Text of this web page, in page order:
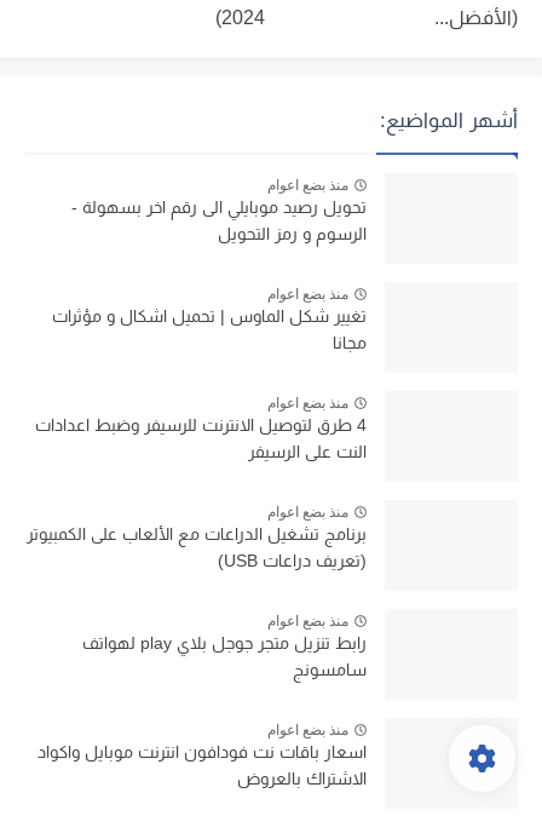
(الأفضل...
2024)
أشهر المواضيع:
منذ بضع اعوام
تحويل رصيد موبايلي الى رقم اخر بسهولة -
الرسوم و رمز التحويل
منذ بضع اعوام
تغيير شكل الماوس | تحميل اشكال و مؤثرات
مجانا
منذ بضع اعوام
4 طرق لتوصيل الانترنت للرسيفر وضبط اعدادات
النت على الرسيفر
منذ بضع اعوام
برنامج تشغيل الدراعات مع الألعاب على الكمبيوتر
(تعريف دراعات USB)
منذ بضع اعوام
رابط تنزيل متجر جوجل بلاي play لهواتف
سامسونج
منذ بضع اعوام
اسعار باقات نت فودافون انترنت موبايل واكواد
الاشتراك بالعروض